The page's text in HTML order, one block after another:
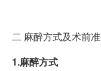
二 麻醉方式及术前
1.麻醉方式